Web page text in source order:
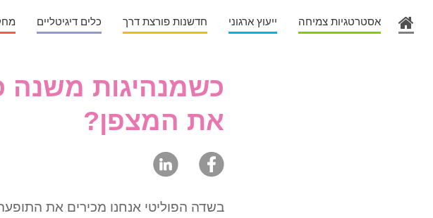
אסטרטגיות צמיחה ייעוץ ארגוני חדשנות פורצת דרך כלים דיגיטליים
כשמנהיגות משנה
את המצפן?
בשדה הפוליטי אנחנו מכירים את